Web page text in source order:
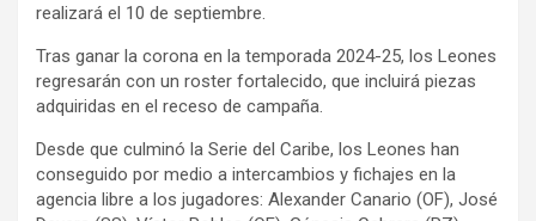
realizará el 10 de septiembre.
Tras ganar la corona en la temporada 2024-25, los Leones
regresarán con un roster fortalecido, que incluirá piezas
adquiridas en el receso de campaña.
Desde que culminó la Serie del Caribe, los Leones han
conseguido por medio a intercambios y fichajes en la
agencia libre a los jugadores: Alexander Canario (OF), José